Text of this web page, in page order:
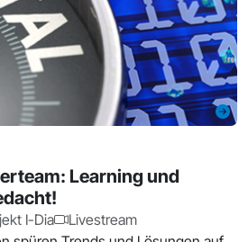
Learning und
I-Dia
Livestream